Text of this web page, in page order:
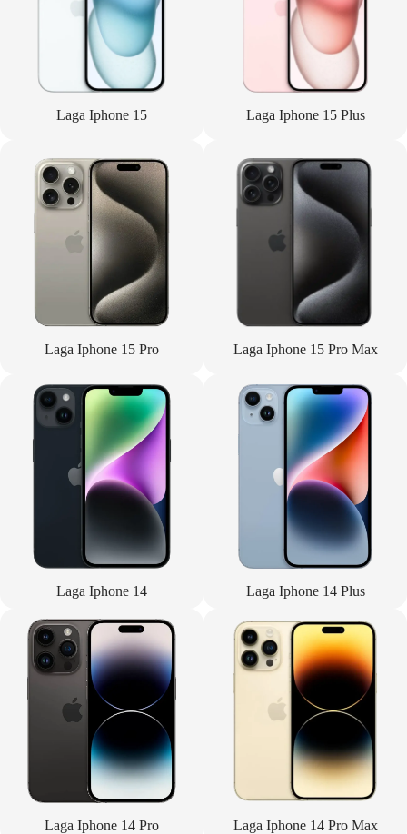
Laga Iphone 15 Laga Iphone 15 Plus
Laga Iphone 15 Pro Laga Iphone 15 Pro Max
Laga Iphone 14 Laga Iphone 14 Plus
Laga Iphone 14 Pro Laga Iphone 14 Pro Max